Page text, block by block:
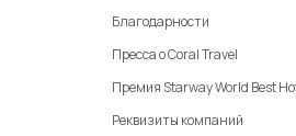
Благодарности
Пресса о Coral Travel
Премия Starway World Best
Реквизиты компаний